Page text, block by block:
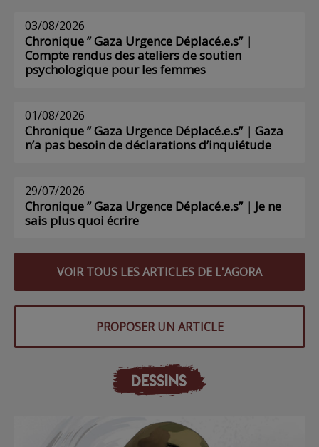
03/08/2026
Chronique ” Gaza Urgence Déplacé.e.s” |
Compte rendus des ateliers de soutien
psychologique pour les femmes
01/08/2026
Chronique ” Gaza Urgence Déplacé.e.s” | Gaza
n’a pas besoin de déclarations d’inquiétude
29/07/2026
Chronique ” Gaza Urgence Déplacé.e.s” | Je ne
sais plus quoi écrire
VOIR TOUS LES ARTICLES DE L'AGORA
PROPOSER UN ARTICLE
DESSINS